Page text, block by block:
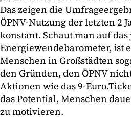
Das zeigen die
ÖPNV-Nutzung der letzten 2
konstant. Schaut man auf
Energiewendebarometer, ist
Menschen in Großstädten
den Gründen, den ÖPNV
Aktionen wie das 9-
das Potential, Menschen
zu motivieren.